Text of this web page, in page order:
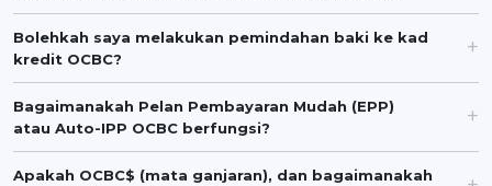
Bolehkah saya melakukan pemindahan baki ke kad
kredit OCBC?
Bagaimanakah Pelan Pembayaran Mudah (EPP)
atau Auto-IPP OCBC berfungsi?
Apakah OCBC$ (mata ganjaran), dan bagaimanakah